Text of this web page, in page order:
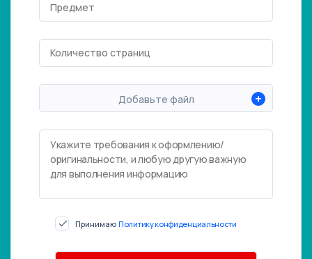
Добавьте файл +
Принимаю Политику конфиденциальности